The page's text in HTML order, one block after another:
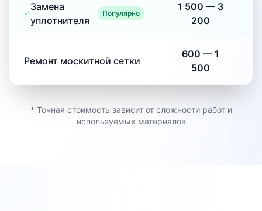
Замена
уплотнителя
Популярно
1 500 — 3
200
Ремонт москитной сетки
600 — 1
500
* Точная стоимость зависит от сложности работ и
используемых материалов